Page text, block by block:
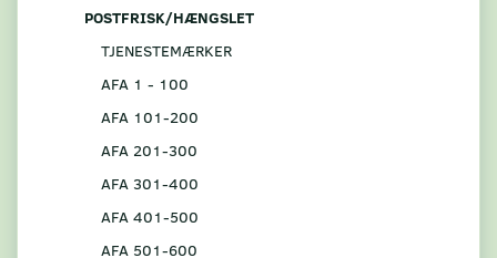
POSTFRISK/HÆNGSLET
TJENESTEMÆRKER
AFA 1 - 100
AFA 101-200
AFA 201-300
AFA 301-400
AFA 401-500
AFA 501-600